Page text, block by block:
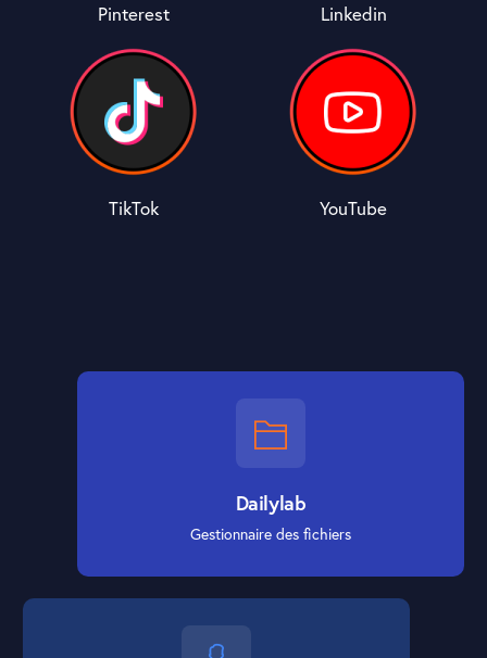
Pinterest Linkedin
TikTok YouTube
Dailylab
Gestionnaire des fichiers